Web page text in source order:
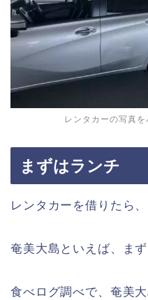
レンタカーの写真を
まずはランチ
レンタカーを借りたら
奄美大島といえば、ま
食べログ調べで、奄美